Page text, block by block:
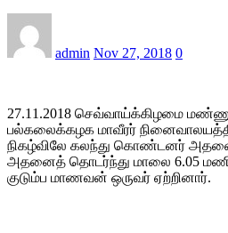
admin Nov 27, 2018 0
27.11.2018 செவ்வாய்க்கிழமை
பல்கலைக்கழக மாவீரர்
நிகழ்விலே கலந்து கொண்டனர்
அதனைத் தொடர்ந்து மாலை 6.05
குடும்ப மாணவன் ஒருவர் ஏற்றினார்.